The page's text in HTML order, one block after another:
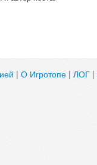
| О Игротопе | ЛОГ |